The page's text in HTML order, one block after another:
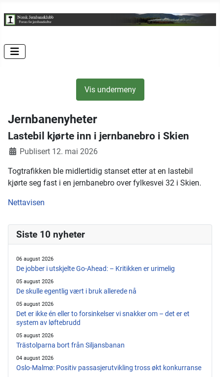
Vis undermeny
Jernbanenyheter
Lastebil kjørte inn i jernbanebro i Skien
Publisert 12. mai 2026
Togtrafikken ble midlertidig stanset etter at en lastebil
kjørte seg fast i en jernbanebro over fylkesvei 32 i Skien.
Nettavisen
Siste 10 nyheter
06 august 2026
De jobber i utskjelte Go-Ahead: – Kritikken er urimelig
05 august 2026
De skulle egentlig vært i bruk allerede nå
05 august 2026
Det er ikke én eller to forsinkelser vi snakker om – det er et
system av løftebrudd
05 august 2026
Trästolparna bort från Siljansbanan
04 august 2026
Oslo-Malmø: Positiv passasjerutvikling tross økt konkurranse